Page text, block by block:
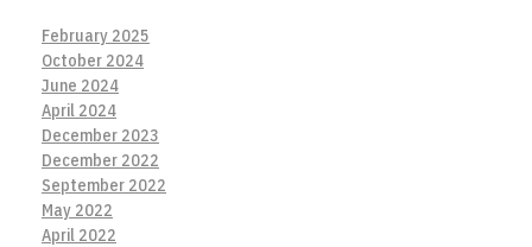
February 2025
October 2024
June 2024
April 2024
December 2023
December 2022
September 2022
May 2022
April 2022